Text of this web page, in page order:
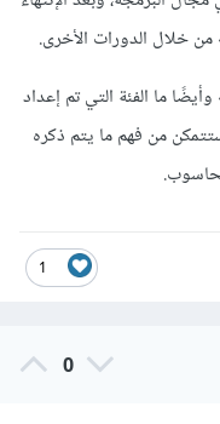
خلال الدورات الأخرى.
ما الفئة التي تم إعداد
من فهم ما يتم ذكره
1
0